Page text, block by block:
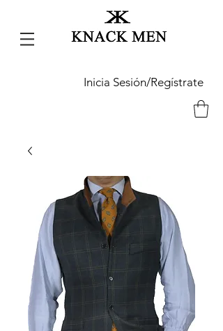
Inicia Sesión/Regístrate